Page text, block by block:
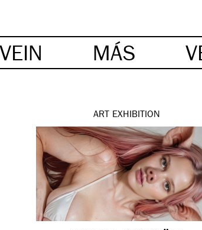
VEIN MÁS
ART EXHIBITION